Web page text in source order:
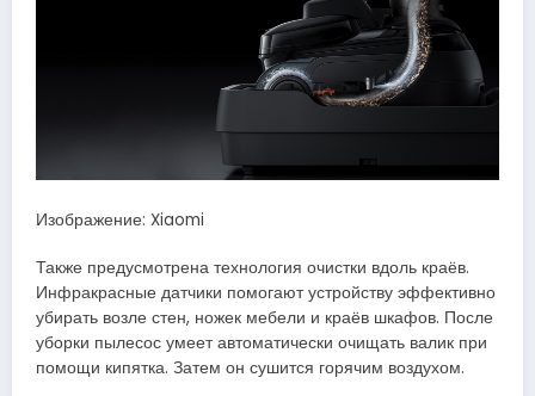
Изображение: Xiaomi
Также предусмотрена технология очистки вдоль краёв.
Инфракрасные датчики помогают устройству эффективно
убирать возле стен, ножек мебели и краёв шкафов. После
уборки пылесос умеет автоматически очищать валик при
помощи кипятка. Затем он сушится горячим воздухом.